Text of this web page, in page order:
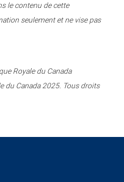
le contenu de cette
seulement et ne vise pas
Royale du Canada
du Canada 2025. Tous droits